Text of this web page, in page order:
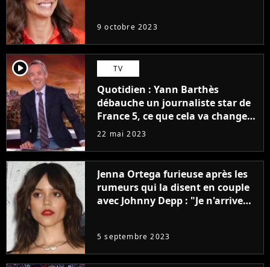
9 octobre 2023
player2 TV
Quotidien : Yann Barthès
débauche un journaliste star de
France 5, ce que cela va changer
à la rentrée
22 mai 2023
Jenna Ortega furieuse après les
rumeurs qui la disent en couple
avec Johnny Depp : "Je n'arrive
5 septembre 2023